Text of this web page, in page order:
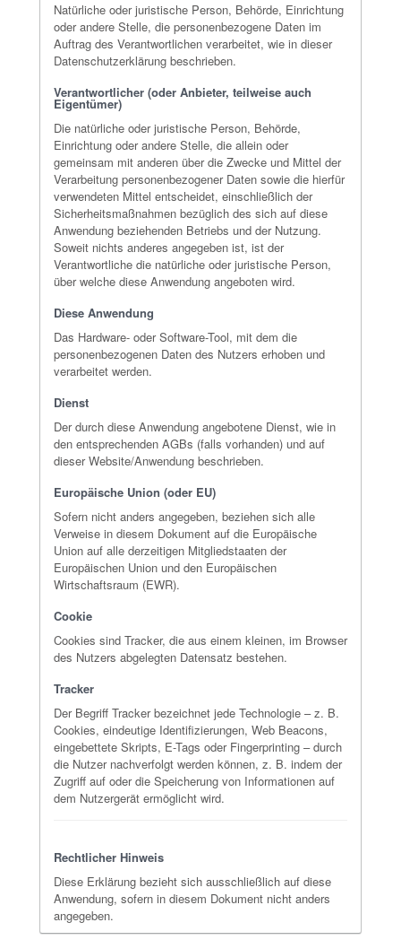
Natürliche oder juristische Person, Behörde, Einrichtung
oder andere Stelle, die personenbezogene Daten im
Auftrag des Verantwortlichen verarbeitet, wie in dieser
Datenschutzerklärung beschrieben.
Verantwortlicher (oder Anbieter, teilweise auch
Eigentümer)
Die natürliche oder juristische Person, Behörde,
Einrichtung oder andere Stelle, die allein oder
gemeinsam mit anderen über die Zwecke und Mittel der
Verarbeitung personenbezogener Daten sowie die hierfür
verwendeten Mittel entscheidet, einschließlich der
Sicherheitsmaßnahmen bezüglich des sich auf diese
Anwendung beziehenden Betriebs und der Nutzung.
Soweit nichts anderes angegeben ist, ist der
Verantwortliche die natürliche oder juristische Person,
über welche diese Anwendung angeboten wird.
Diese Anwendung
Das Hardware- oder Software-Tool, mit dem die
personenbezogenen Daten des Nutzers erhoben und
verarbeitet werden.
Dienst
Der durch diese Anwendung angebotene Dienst, wie in
den entsprechenden AGBs (falls vorhanden) und auf
dieser Website/Anwendung beschrieben.
Europäische Union (oder EU)
Sofern nicht anders angegeben, beziehen sich alle
Verweise in diesem Dokument auf die Europäische
Union auf alle derzeitigen Mitgliedstaaten der
Europäischen Union und den Europäischen
Wirtschaftsraum (EWR).
Cookie
Cookies sind Tracker, die aus einem kleinen, im Browser
des Nutzers abgelegten Datensatz bestehen.
Tracker
Der Begriff Tracker bezeichnet jede Technologie – z. B.
Cookies, eindeutige Identifizierungen, Web Beacons,
eingebettete Skripts, E-Tags oder Fingerprinting – durch
die Nutzer nachverfolgt werden können, z. B. indem der
Zugriff auf oder die Speicherung von Informationen auf
dem Nutzergerät ermöglicht wird.
Rechtlicher Hinweis
Diese Erklärung bezieht sich ausschließlich auf diese
Anwendung, sofern in diesem Dokument nicht anders
angegeben.